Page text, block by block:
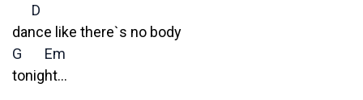
D
dance like there`s no body
G
Em
tonight…